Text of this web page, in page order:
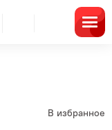
В избранное